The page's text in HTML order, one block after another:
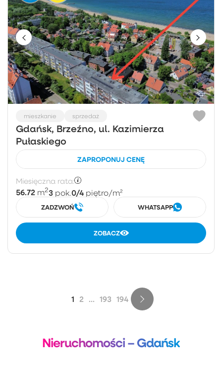
mieszkanie sprzedaż
Gdańsk, Brzeźno, ul. Kazimierza
Pułaskiego
ZAPROPONUJ CENĘ
Miesięczna rata:
56.72 m23 pok.0/4 piętro/m²
ZADZWOŃ WHATSAPP
ZOBACZ
1 2 ... 193 194
Nieruchomości – Gdańsk